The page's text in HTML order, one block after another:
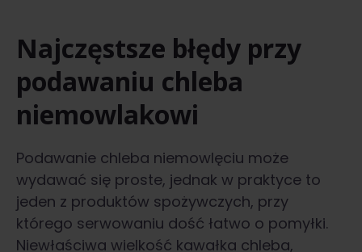
Najczęstsze błędy przy
podawaniu chleba
niemowlakowi
Podawanie chleba niemowlęciu może
wydawać się proste, jednak w praktyce to
jeden z produktów spożywczych, przy
którego serwowaniu dość łatwo o pomyłki.
Niewłaściwa wielkość kawałka chleba,